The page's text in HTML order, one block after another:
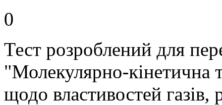
0
Тест розроблений для
"Молекулярно-кінетична
щодо властивостей газів,